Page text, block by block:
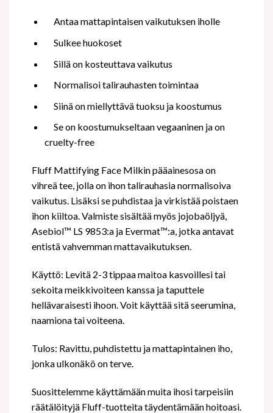
Antaa mattapintaisen vaikutuksen iholle
Sulkee huokoset
Sillä on kosteuttava vaikutus
Normalisoi talirauhasten toimintaa
Siinä on miellyttävä tuoksu ja koostumus
Se on koostumukseltaan vegaaninen ja on
cruelty-free
Fluff Mattifying Face Milkin pääainesosa on
vihreä tee, jolla on ihon talirauhasia normalisoiva
vaikutus. Lisäksi se puhdistaa ja virkistää poistaen
ihon kiiltoa. Valmiste sisältää myös jojobaöljyä,
Asebiol™ LS 9853:a ja Evermat™:a, jotka antavat
entistä vahvemman mattavaikutuksen.
Käyttö: Levitä 2-3 tippaa maitoa kasvoillesi tai
sekoita meikkivoiteen kanssa ja taputtele
hellävaraisesti ihoon. Voit käyttää sitä seerumina,
naamiona tai voiteena.
Tulos: Ravittu, puhdistettu ja mattapintainen iho,
jonka ulkonäkö on terve.
Suosittelemme käyttämään muita ihosi tarpeisiin
räätälöityjä Fluff-tuotteita täydentämään hoitoasi.